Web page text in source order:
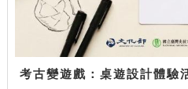
考古變遊戲：桌遊設計體驗